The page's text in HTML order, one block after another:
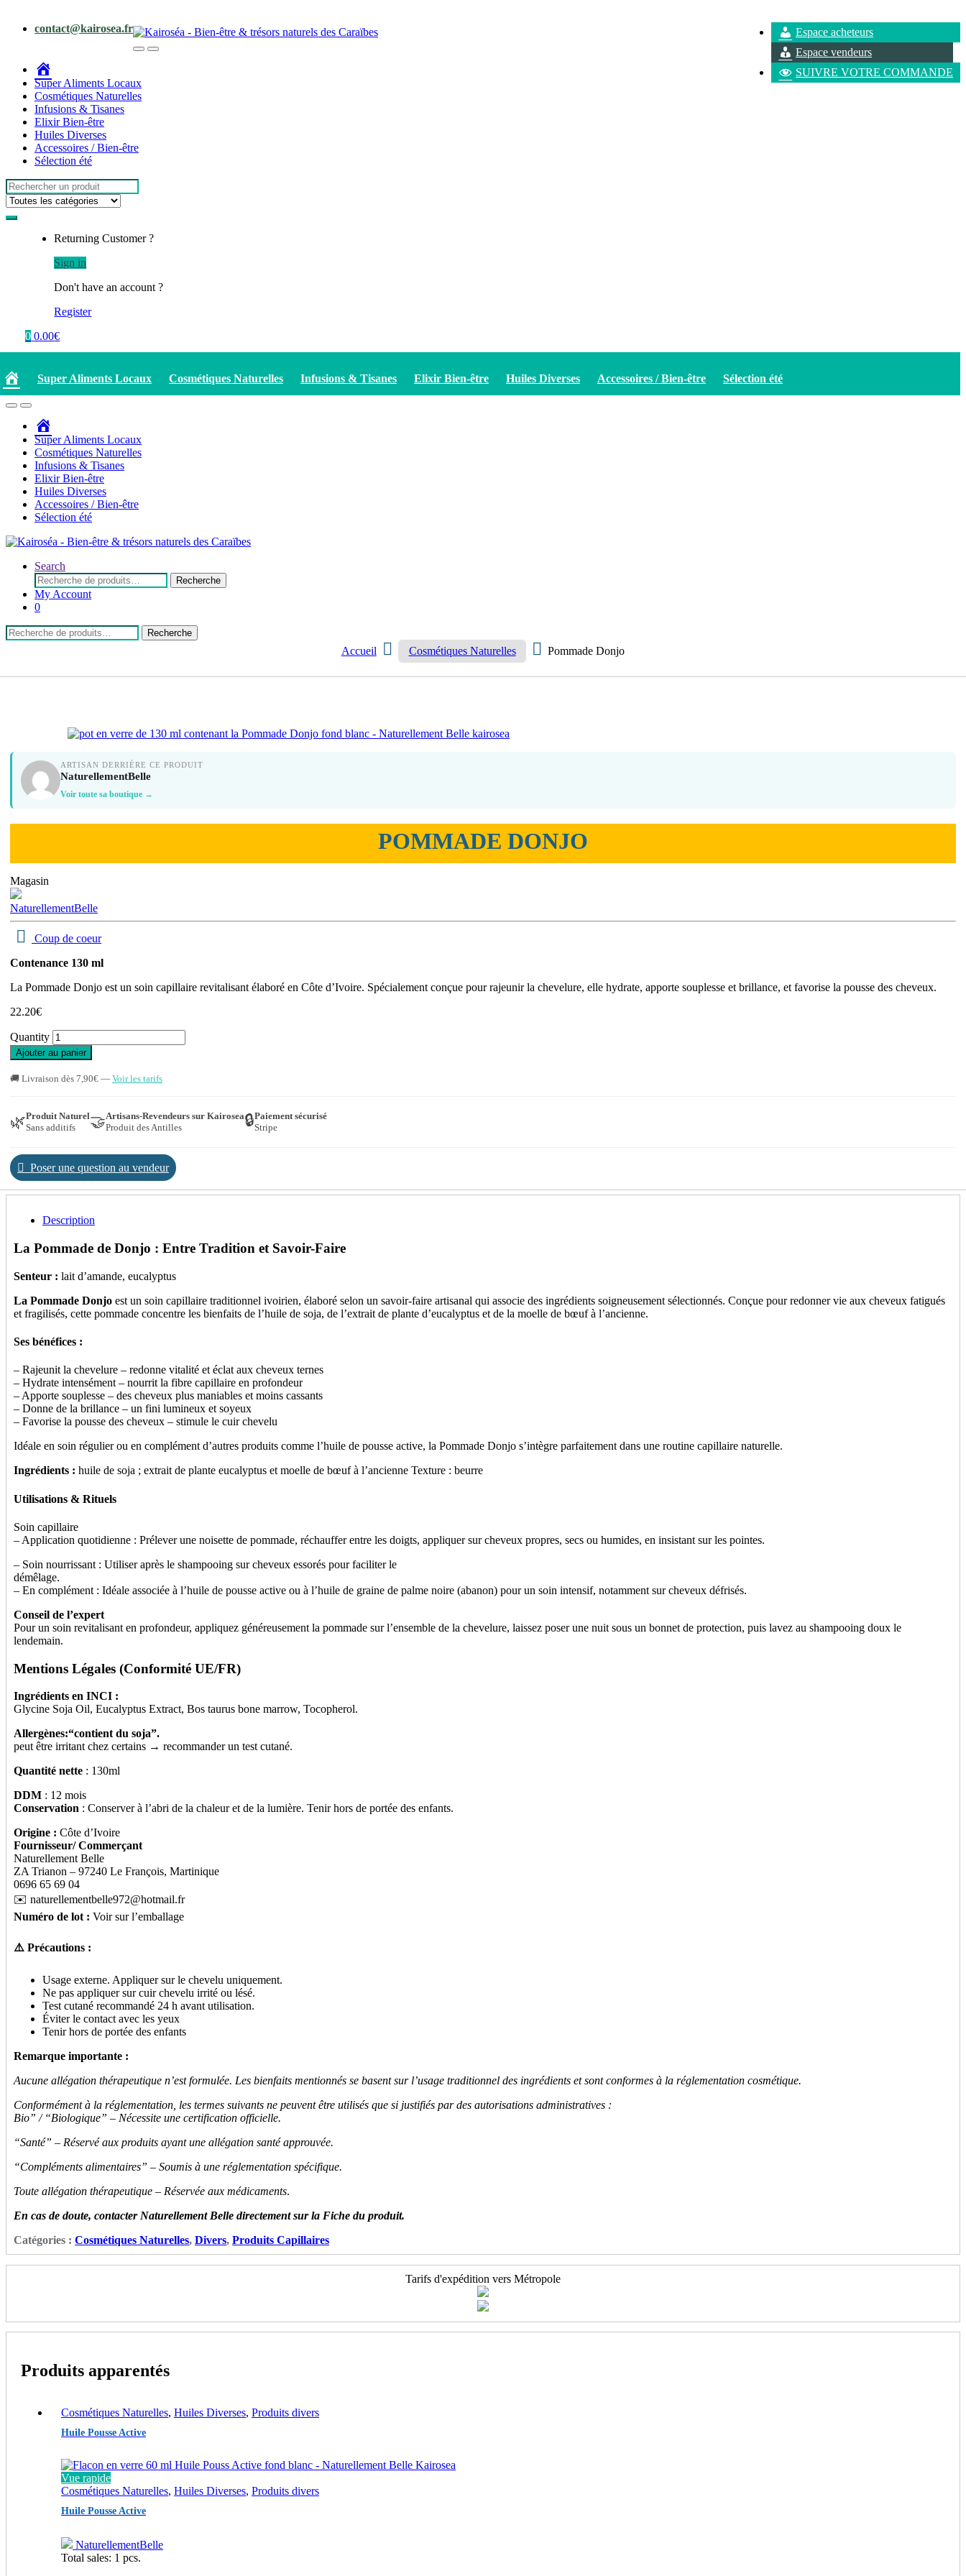
navigation
content
contact@kairosea.fr
Espace acheteurs
Espace vendeurs
SUIVRE VOTRE COMMANDE
Super Aliments Locaux
Cosmétiques Naturelles
Infusions & Tisanes
Elixir Bien-être
Huiles Diverses
Accessoires / Bien-être
Sélection été
Search
for:
Returning Customer ?
Sign in
Don't have an account ?
Register
0 0.00€
Accueil
Super Aliments Locaux Cosmétiques Naturelles Infusions & Tisanes Elixir Bien-être Huiles Diverses Accessoires / Bien-être Sélection été
Super Aliments Locaux
Cosmétiques Naturelles
Infusions & Tisanes
Elixir Bien-être
Huiles Diverses
Accessoires / Bien-être
Sélection été
Search
Recherche
pour :
Recherche
My Account
0
Recherche
pour :
Recherche
Accueil Cosmétiques Naturelles Pommade Donjo
ARTISAN DERRIÈRE CE PRODUIT
NaturellementBelle
Voir toute sa boutique →
POMMADE DONJO
Magasin
NaturellementBelle
Coup de coeur
Contenance 130 ml
La Pommade Donjo est un soin capillaire revitalisant élaboré en Côte d’Ivoire. Spécialement conçue pour rajeunir la chevelure, elle hydrate, apporte souplesse et brillance, et favorise la pousse des cheveux.
22.20€
Quantity
Ajouter au panier
🚚 Livraison dès 7,90€ — Voir les tarifs
🌿Produit Naturel
Sans additifs
🤝Artisans-Revendeurs sur Kairosea
Produit des Antilles
🔒Paiement sécurisé
Stripe
Poser une question au vendeur
Description
La Pommade de Donjo : Entre Tradition et Savoir-Faire
Senteur : lait d’amande, eucalyptus
La Pommade Donjo est un soin capillaire traditionnel ivoirien, élaboré selon un savoir-faire artisanal qui associe des ingrédients soigneusement sélectionnés. Conçue pour redonner vie aux cheveux fatigués
et fragilisés, cette pommade concentre les bienfaits de l’huile de soja, de l’extrait de plante d’eucalyptus et de la moelle de bœuf à l’ancienne.
Ses bénéfices :
– Rajeunit la chevelure – redonne vitalité et éclat aux cheveux ternes
– Hydrate intensément – nourrit la fibre capillaire en profondeur
– Apporte souplesse – des cheveux plus maniables et moins cassants
– Donne de la brillance – un fini lumineux et soyeux
– Favorise la pousse des cheveux – stimule le cuir chevelu
Idéale en soin régulier ou en complément d’autres produits comme l’huile de pousse active, la Pommade Donjo s’intègre parfaitement dans une routine capillaire naturelle.
Ingrédients : huile de soja ; extrait de plante eucalyptus et moelle de bœuf à l’ancienne Texture : beurre
Utilisations & Rituels
Soin capillaire
– Application quotidienne : Prélever une noisette de pommade, réchauffer entre les doigts, appliquer sur cheveux propres, secs ou humides, en insistant sur les pointes.
– Soin nourrissant : Utiliser après le shampooing sur cheveux essorés pour faciliter le
démêlage.
– En complément : Idéale associée à l’huile de pousse active ou à l’huile de graine de palme noire (abanon) pour un soin intensif, notamment sur cheveux défrisés.
Conseil de l’expert
Pour un soin revitalisant en profondeur, appliquez généreusement la pommade sur l’ensemble de la chevelure, laissez poser une nuit sous un bonnet de protection, puis lavez au shampooing doux le
lendemain.
Mentions Légales (Conformité UE/FR)
Ingrédients en INCI :
Glycine Soja Oil, Eucalyptus Extract, Bos taurus bone marrow, Tocopherol.
Allergènes:“contient du soja”.
peut être irritant chez certains → recommander un test cutané.
Quantité nette : 130ml
DDM : 12 mois
Conservation : Conserver à l’abri de la chaleur et de la lumière. Tenir hors de portée des enfants.
Origine : Côte d’Ivoire
Fournisseur/ Commerçant
Naturellement Belle
ZA Trianon – 97240 Le François, Martinique
0696 65 69 04
✉️ naturellementbelle972@hotmail.fr
Numéro de lot : Voir sur l’emballage
⚠️ Précautions :
Usage externe. Appliquer sur le chevelu uniquement.
Ne pas appliquer sur cuir chevelu irrité ou lésé.
Test cutané recommandé 24 h avant utilisation.
Éviter le contact avec les yeux
Tenir hors de portée des enfants
Remarque importante :
Aucune allégation thérapeutique n’est formulée. Les bienfaits mentionnés se basent sur l’usage traditionnel des ingrédients et sont conformes à la réglementation cosmétique.
Conformément à la réglementation, les termes suivants ne peuvent être utilisés que si justifiés par des autorisations administratives :
Bio” / “Biologique” – Nécessite une certification officielle.
“Santé” – Réservé aux produits ayant une allégation santé approuvée.
“Compléments alimentaires” – Soumis à une réglementation spécifique.
Toute allégation thérapeutique – Réservée aux médicaments.
En cas de doute, contacter Naturellement Belle directement sur la Fiche du produit.
Catégories : Cosmétiques Naturelles, Divers, Produits Capillaires
Tarifs d'expédition vers Métropole
Produits apparentés
Cosmétiques Naturelles, Huiles Diverses, Produits divers
Huile Pousse Active
Vue rapide
Cosmétiques Naturelles, Huiles Diverses, Produits divers
Huile Pousse Active
NaturellementBelle
Total sales: 1 pcs.